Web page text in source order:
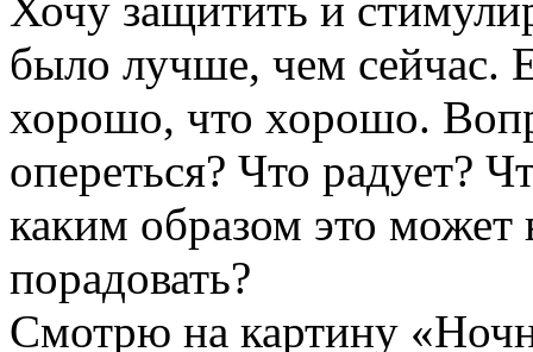
было лучше, чем сейчас.
хорошо, что хорошо.
опереться? Что радует?
каким образом это
порадовать?
Смотрю на картину